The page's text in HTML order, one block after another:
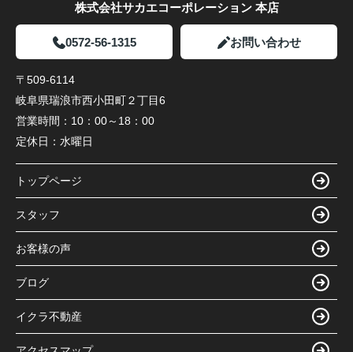
株式会社サカエコーポレーション 本店
0572-56-1315 お問い合わせ
〒509-6114
岐阜県瑞浪市西小田町２丁目6
営業時間： 10：00～18：00
定休日： 水曜日
トップページ
スタッフ
お客様の声
ブログ
イクラ不動産